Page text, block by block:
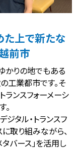
た上で新たな
前市
かりの地でもある
工業都市です。そ
ランスフォーメーシ
。
タル・トランスフ
に取り組みながら、
タバース」を活用し